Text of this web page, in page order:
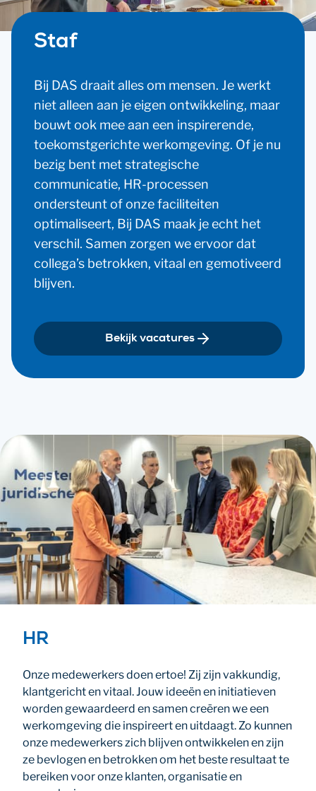
Staf
Bij DAS draait alles om mensen. Je werkt
niet alleen aan je eigen ontwikkeling, maar
bouwt ook mee aan een inspirerende,
toekomstgerichte werkomgeving. Of je nu
bezig bent met strategische
communicatie, HR-processen
ondersteunt of onze faciliteiten
optimaliseert, Bij DAS maak je echt het
verschil. Samen zorgen we ervoor dat
collega’s betrokken, vitaal en gemotiveerd
blijven.
Bekijk vacatures
HR
Onze medewerkers doen ertoe! Zij zijn vakkundig,
klantgericht en vitaal. Jouw ideeën en initiatieven
worden gewaardeerd en samen creëren we een
werkomgeving die inspireert en uitdaagt.Zo kunnen
onze medewerkers zich blijven ontwikkelen en zijn
ze bevlogen en betrokken om het beste resultaat te
bereiken voor onze klanten, organisatie en